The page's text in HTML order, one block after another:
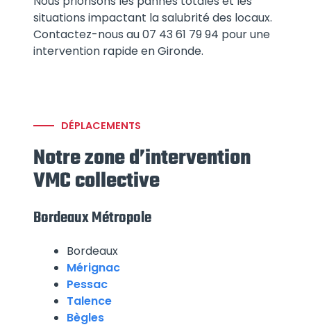
situations impactant la salubrité des locaux.
Contactez-nous au 07 43 61 79 94 pour une
intervention rapide en Gironde.
DÉPLACEMENTS
Notre zone d’intervention
VMC collective
Bordeaux Métropole
Bordeaux
Mérignac
Pessac
Talence
Bègles